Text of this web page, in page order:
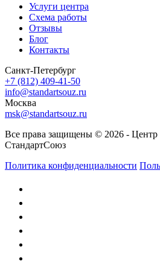
Услуги центра
Схема работы
Отзывы
Блог
Контакты
Санкт-Петербург
+7 (812) 409-41-50
info@standartsouz.ru
Москва
msk@standartsouz.ru
Все права защищены © 2026 - Центр
СтандартСоюз
Политика конфиденциальности